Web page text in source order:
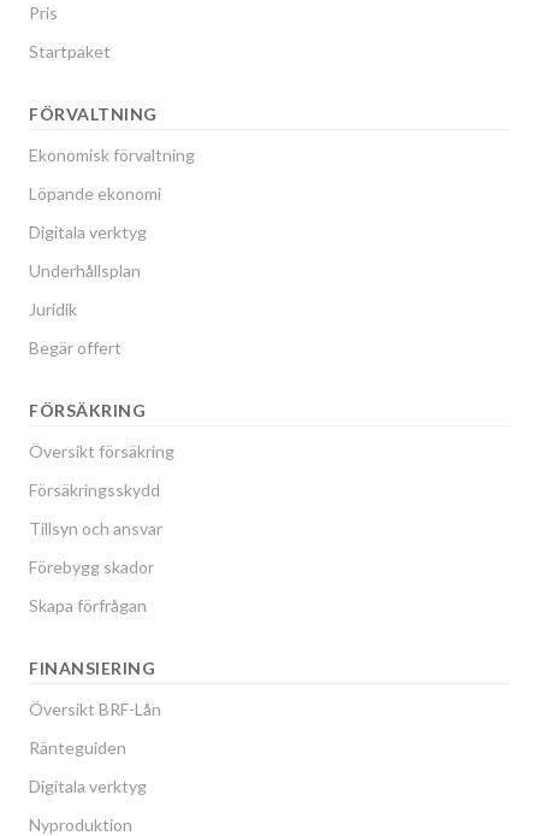
Pris
Startpaket
FÖRVALTNING
Ekonomisk förvaltning
Löpande ekonomi
Digitala verktyg
Underhållsplan
Juridik
Begär offert
FÖRSÄKRING
Översikt försäkring
Försäkringsskydd
Tillsyn och ansvar
Förebygg skador
Skapa förfrågan
FINANSIERING
Översikt BRF-Lån
Ränteguiden
Digitala verktyg
Nyproduktion